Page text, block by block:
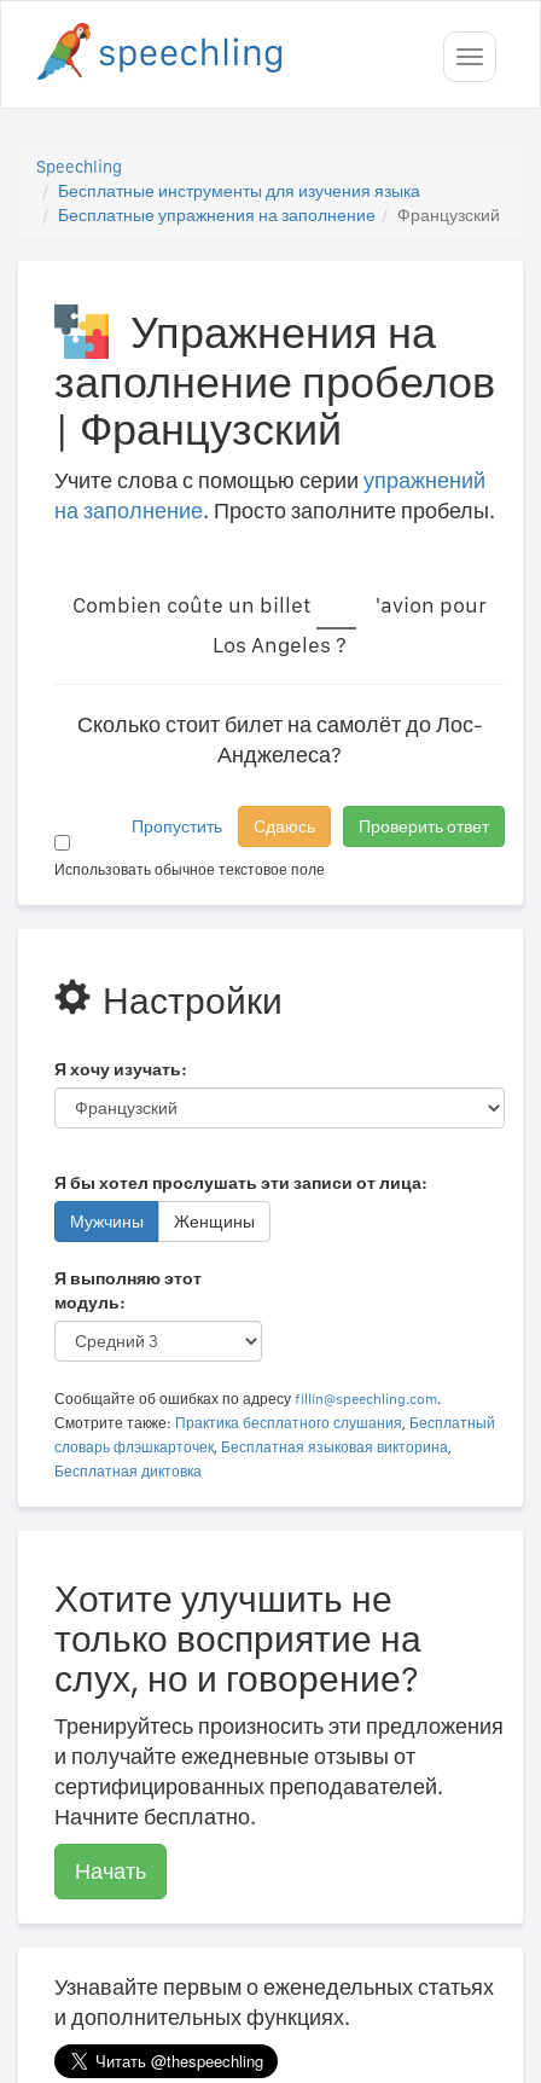
Toggle
Speechling
Бесплатные инструменты для изучения языка
Бесплатные упражнения на заполнение
Французский
Упражнения на
заполнение пробелов
| Французский
Учите слова с помощью серии упражнений
на заполнение. Просто заполните пробелы.
Combien coûte un billet
'avion pour
Los Angeles ?
Сколько стоит билет на самолёт до Лос-
Анджелеса?
Проверить ответ
Сдаюсь
Пропустить
Использовать обычное текстовое поле
Настройки
Я хочу изучать:
Я бы хотел прослушать эти записи от лица:
Мужчины
Женщины
Я выполняю этот
модуль:
Сообщайте об ошибках по адресу fillin@speechling.com.
Смотрите также: Практика бесплатного слушания, Бесплатный
словарь флэшкарточек, Бесплатная языковая викторина,
Бесплатная диктовка
Хотите улучшить не
только восприятие на
слух, но и говорение?
Тренируйтесь произносить эти предложения
и получайте ежедневные отзывы от
сертифицированных преподавателей.
Начните бесплатно.
Начать
Узнавайте первым о еженедельных статьях
и дополнительных функциях.